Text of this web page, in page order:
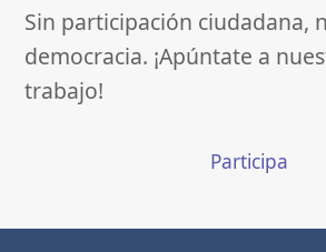
Sin participación ciudadana,
democracia. ¡Apúntate a
trabajo!
Participa